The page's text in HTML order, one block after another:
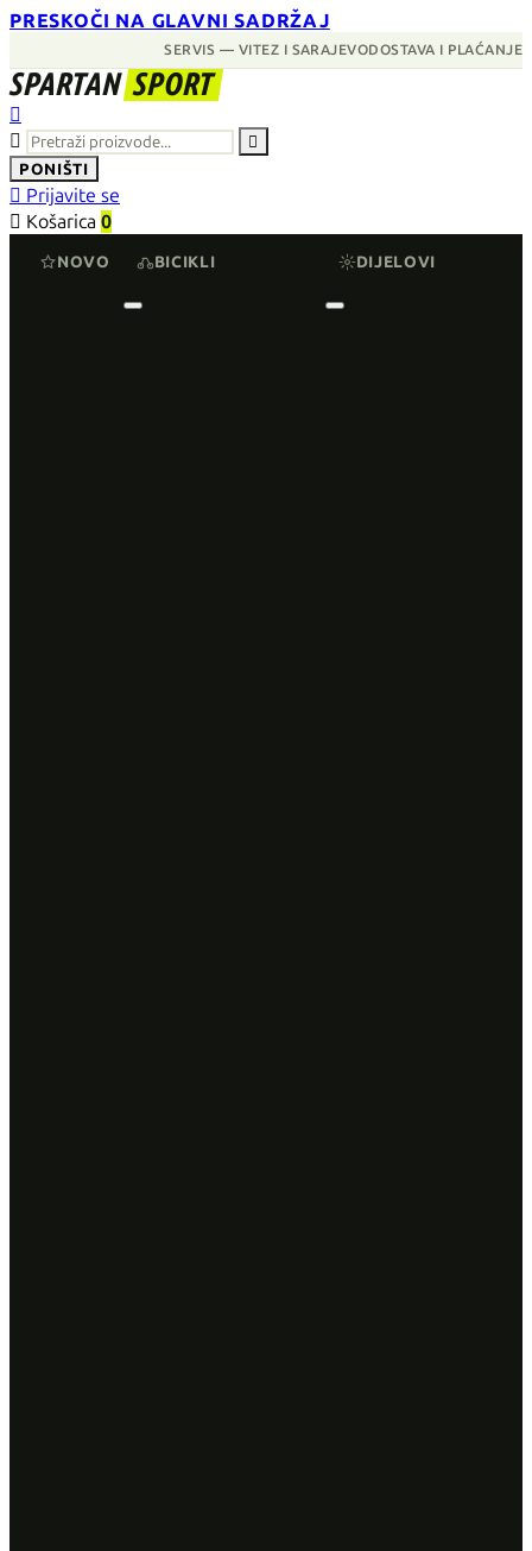
PRESKOČI NA GLAVNI SADRŽAJ
SERVIS — VITEZ I SARAJEVODOSTAVA I PLAĆANJE
SPARTAN SPORT



PONIŠTI
 Prijavite se
 Košarica 0
NOVO BICIKLI DIJELOVI